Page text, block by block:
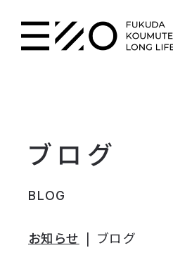
ブログ
BLOG
お知らせ ブログ